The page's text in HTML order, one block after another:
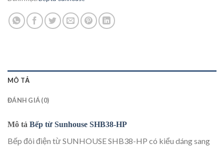
MÔ TẢ
ĐÁNH GIÁ (0)
Mô tả Bếp từ Sunhouse SHB38-HP
Bếp đôi điện từ SUNHOUSE SHB38-HP có kiểu dáng sang